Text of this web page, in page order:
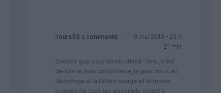
nours52 a commenté :
9 mai 2019 - 23 h
21 min
Sachez que pour lavoir utilisé ‘ fois ,c’est
de loin le plus confortable,le plus doux au
décollage et à l’atterrissage et le moins
bruyant de tous les appareils volant à